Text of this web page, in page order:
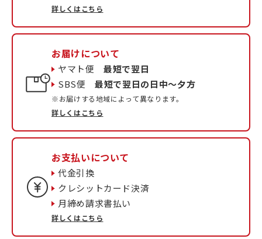
詳しくはこちら
お届けについて
ヤマト便最短で翌日
SBS便最短で翌日の日中〜夕方
※お届けする地域によって異なります。
詳しくはこちら
お支払いについて
代金引換
クレシットカード決済
月締め請求書払い
詳しくはこちら